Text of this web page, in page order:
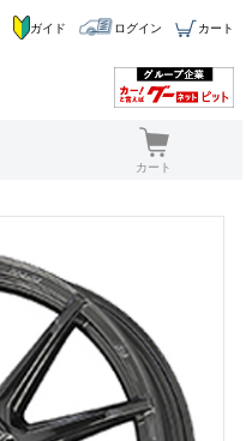
ガイド ログイン カート
カート